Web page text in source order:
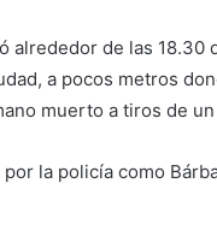
alrededor de las
a pocos metros
muerto a tiros de
la policía como